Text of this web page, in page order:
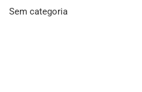
Sem categoria